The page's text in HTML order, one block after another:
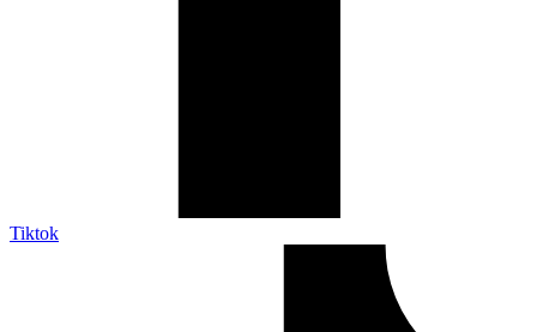
Tiktok